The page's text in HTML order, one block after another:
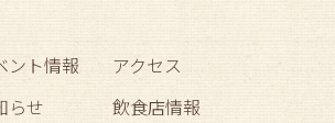
ント情報
らせ
アクセス
飲食店情報